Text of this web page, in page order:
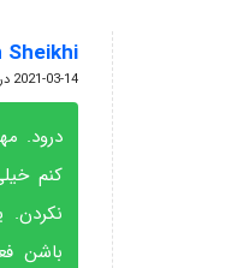
Sheikhi
گفته:
2021-03-14 در 4:08 ب.ظ
درود.
کنم
باشن